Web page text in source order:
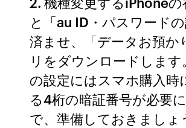
と「au ID・パスワード
済ませ、「データお預か
リをダウンロードします
の設定にはスマホ購入時
る4桁の暗証番号が必要
で、準備しておきましょ